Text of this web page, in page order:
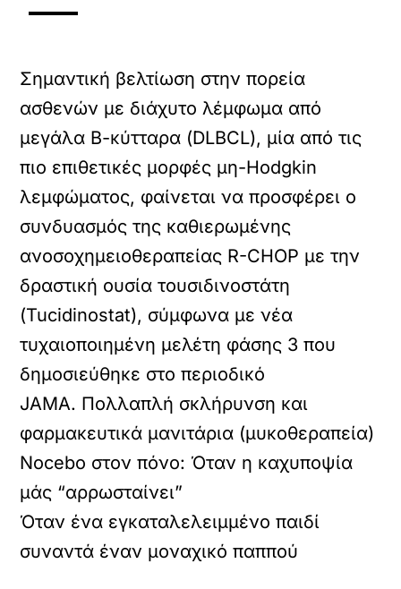
Σημαντική βελτίωση στην πορεία
ασθενών με διάχυτο λέμφωμα από
μεγάλα Β-κύτταρα (DLBCL), μία από τις
πιο επιθετικές μορφές μη-Hodgkin
λεμφώματος, φαίνεται να προσφέρει ο
συνδυασμός της καθιερωμένης
ανοσοχημειοθεραπείας R-CHOP με την
δραστική ουσία τουσιδινοστάτη
(Tucidinostat), σύμφωνα με νέα
τυχαιοποιημένη μελέτη φάσης 3 που
δημοσιεύθηκε στο περιοδικό
JAMA. Πολλαπλή σκλήρυνση και
φαρμακευτικά μανιτάρια (μυκοθεραπεία)
Nocebo στον πόνο: Όταν η καχυποψία
μάς “αρρωσταίνει”
Όταν ένα εγκαταλελειμμένο παιδί
συναντά έναν μοναχικό παππού